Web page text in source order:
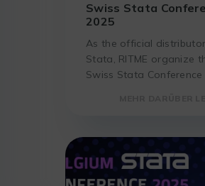
Swiss Stata
2025
As the official
Stata, RITME organize
Swiss Stata